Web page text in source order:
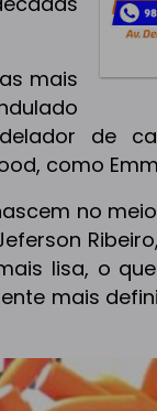
mais
de
como
no
lisa, o
mais